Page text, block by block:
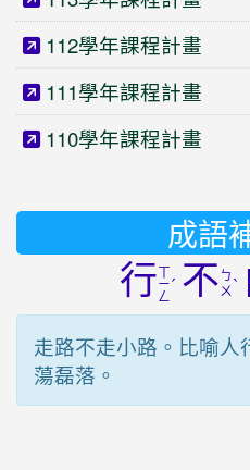
112學年課程計畫
111學年課程計畫
110學年課程計畫
成語
行ㄧ
ㄥ
ˊ 不 ㄅ
ㄨˋ
走路不走小路。比喻人
蕩磊落。